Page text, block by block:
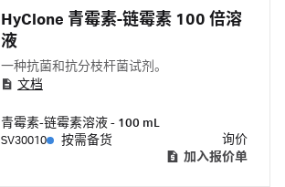
HyClone 青霉素-链霉素 100 倍溶
液
一种抗菌和抗分枝杆菌试剂。
文档
青霉素-链霉素溶液 - 100 mL
SV30010
按需备货
询价
加入报价单